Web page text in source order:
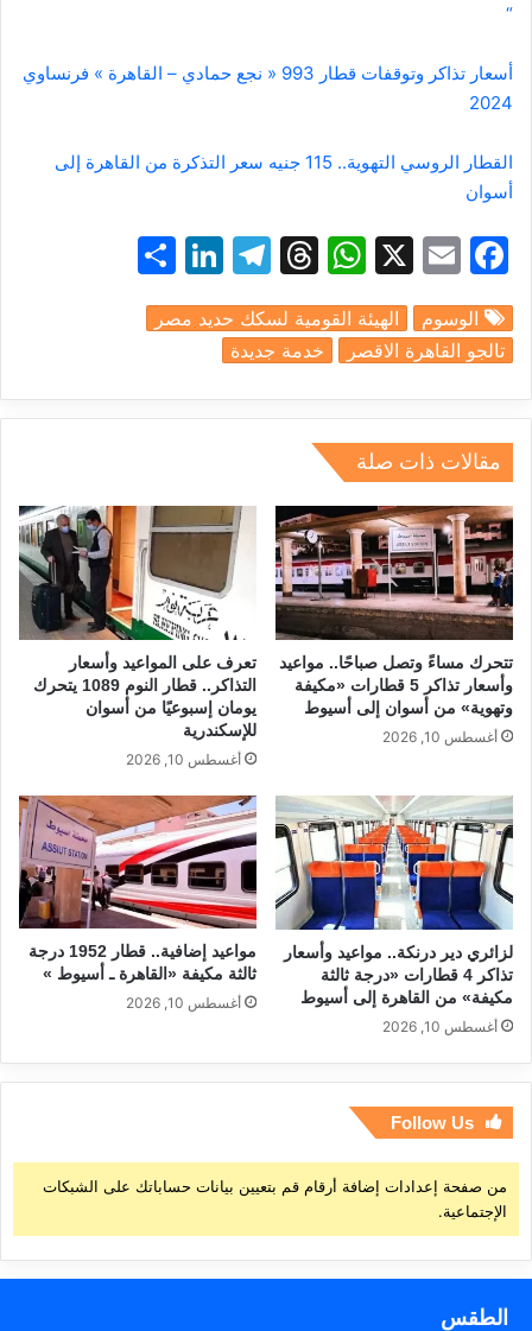
“
أسعار تذاكر وتوقفات قطار 993 « نجع حمادي – القاهرة » فرنساوي
2024
القطار الروسي التهوية.. 115 جنيه سعر التذكرة من القاهرة إلى
أسوان
F
c
e
b
o
o
k
E
ai
l
X
W
at
s
A
p
T
e
a
d
T
e
gr
a
Li
k
dI
الوسوم
الهيئة القومية لسكك حديد مصر
تالجو القاهرة الاقصر
خدمة جديدة
مقالات ذات صلة
تتحرك مساءً وتصل صباحًا.. مواعيد
وأسعار تذاكر 5 قطارات «مكيفة
وتهوية» من أسوان إلى أسيوط
أغسطس 10, 2026
تعرف على المواعيد وأسعار
التذاكر.. قطار النوم 1089 يتحرك
يومان إسبوعيًا من أسوان
للإسكندرية
أغسطس 10, 2026
لزائري دير درنكة.. مواعيد وأسعار
تذاكر 4 قطارات «درجة ثالثة
مكيفة» من القاهرة إلى أسيوط
أغسطس 10, 2026
مواعيد إضافية.. قطار 1952 درجة
ثالثة مكيفة «القاهرة ـ أسيوط »
أغسطس 10, 2026
Follow Us
من صفحة إعدادات إضافة أرقام قم بتعيين بيانات حساباتك على الشبكات
الإجتماعية.
الطقس